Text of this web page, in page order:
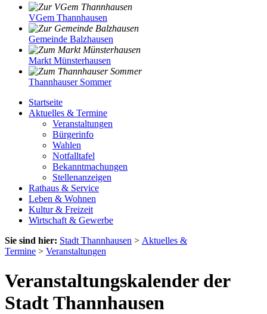
VGem Thannhausen
Gemeinde Balzhausen
Markt Münsterhausen
Thannhauser Sommer
Startseite
Aktuelles & Termine
Veranstaltungen
Bürgerinfo
Wahlen
Notfalltafel
Bekanntmachungen
Stellenanzeigen
Rathaus & Service
Leben & Wohnen
Kultur & Freizeit
Wirtschaft & Gewerbe
Sie sind hier: Stadt Thannhausen > Aktuelles &
Termine > Veranstaltungen
Veranstaltungskalender der
Stadt Thannhausen